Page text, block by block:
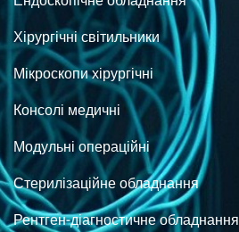
Хірургічні світильники
Мікроскопи хірургічні
Консолі медичні
Модульні операційні
Стерилізаційне обладнання
Рентген-діагностичне обладнання